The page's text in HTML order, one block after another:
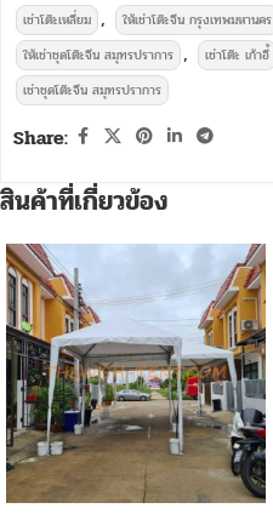
เช่าโต๊ะเหลี่ยม , ให้เช่าโต๊ะจีน กรุงเทพมหานคร
ให้เช่าชุดโต๊ะจีน สมุทรปราการ , เช่าโต๊ะ เก้าอี้
เช่าชุดโต๊ะจีน สมุทรปราการ
Share:
สินค้าที่เกี่ยวข้อง